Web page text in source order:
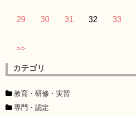
29 30 31 32 33
>>
カテゴリ
教育・研修・実習
専門・認定